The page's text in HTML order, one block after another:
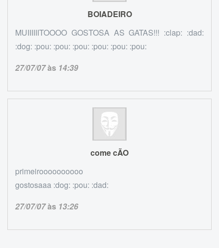
BOIADEIRO
MUIIIIIITOOOO GOSTOSA AS GATAS!!! :clap: :dad:
:dog: :pou: :pou: :pou: :pou: :pou: :pou:
27/07/07às 14:39
come cÃO
primeiroooooooooo
gostosaaa :dog: :pou: :dad:
27/07/07às 13:26